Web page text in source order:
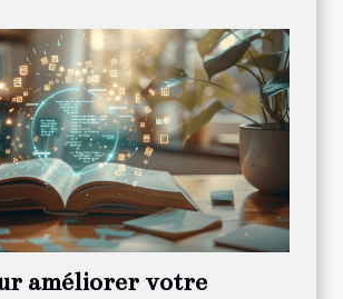
améliorer votre